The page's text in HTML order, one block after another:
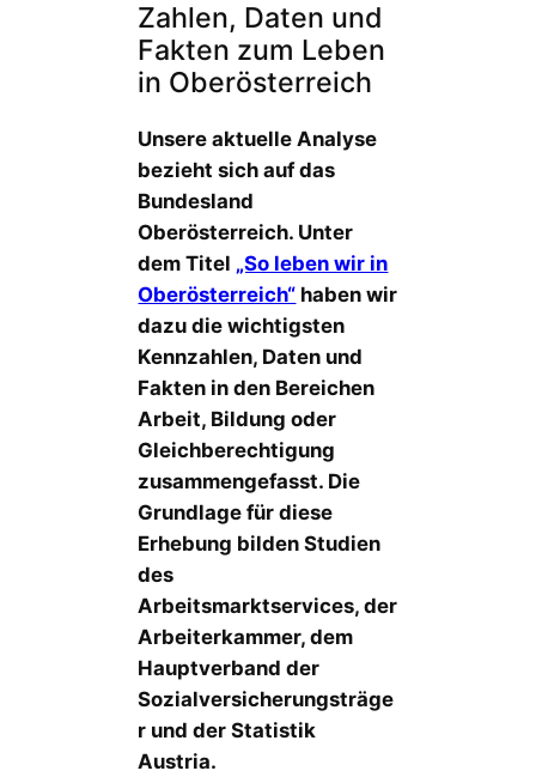
Zahlen, Daten und
Fakten zum Leben
in Oberösterreich
Unsere aktuelle Analyse
bezieht sich auf das
Bundesland
Oberösterreich. Unter
dem Titel „So leben wir in
Oberösterreich“ haben wir
dazu die wichtigsten
Kennzahlen, Daten und
Fakten in den Bereichen
Arbeit, Bildung oder
Gleichberechtigung
zusammengefasst. Die
Grundlage für diese
Erhebung bilden Studien
des
Arbeitsmarktservices, der
Arbeiterkammer, dem
Hauptverband der
Sozialversicherungsträge
r und der Statistik
Austria.